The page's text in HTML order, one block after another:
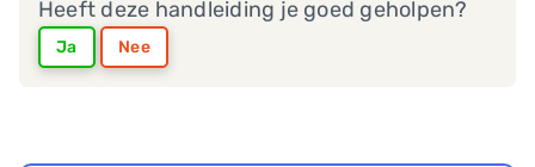
Heeft deze handleiding je goed geholpen?
Ja Nee